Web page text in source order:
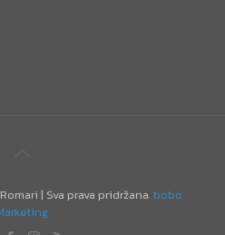
| Sva prava pridržana. bobo